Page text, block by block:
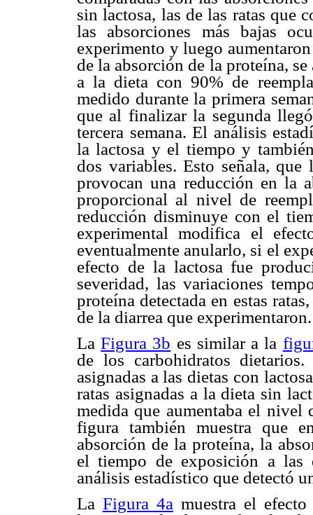
sin lactosa, las de las ratas que
las absorciones más bajas
experimento y luego
de la absorción de la proteína,
a la dieta con 90% de
medido durante la primera
que al finalizar la segunda
tercera semana. El análisis
la lactosa y el tiempo y
dos variables. Esto señala,
provocan una reducción en la
proporcional al nivel de
reducción disminuye con el
experimental modifica el
eventualmente anularlo, si el
efecto de la lactosa fue
severidad, las variaciones
proteína detectada en estas
de la diarrea que experimentaron.
LaFigura 3b es similar a la
de los carbohidratos
asignadas a las dietas con
ratas asignadas a la dieta sin
medida que aumentaba el nivel
figura también muestra que
absorción de la proteína, la
el tiempo de exposición a las
análisis estadístico que detectó
La Figura 4amuestra el efecto